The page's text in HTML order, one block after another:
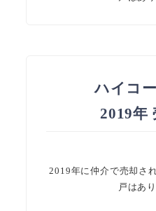
ハイコ
2019年
2019年に仲介で売却さ
戸はあ